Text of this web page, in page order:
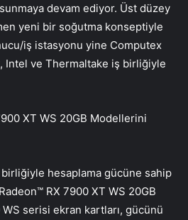
devam ediyor. Üst düzey
yeni bir soğutma konseptiyle
iş istasyonu yine Computex
Intel ve Thermaltake iş birliğiyle
XT WS 20GB Modellerini
birliğiyle hesaplama gücüne sahip
RX 7900 XT WS 20GB
serisi ekran kartları, gücünü